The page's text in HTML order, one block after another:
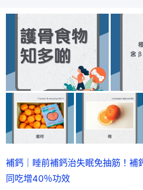
補鈣｜睡前補鈣治失眠免抽筋！補
同吃增40％功效